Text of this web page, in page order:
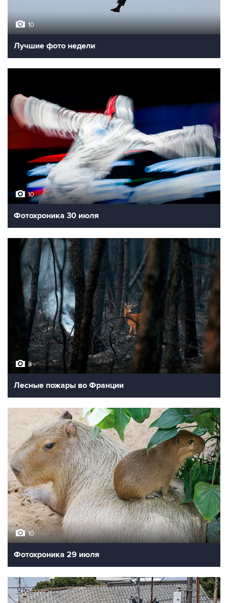
10
Лучшие фото недели
10
Фотохроника 30 июля
8
Лесные пожары во Франции
10
Фотохроника 29 июля